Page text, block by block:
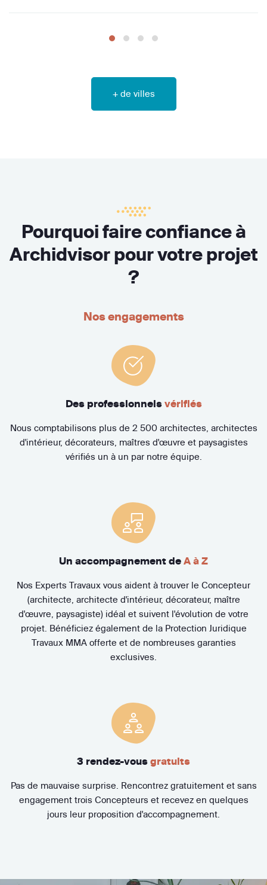
+ de villes
Pourquoi faire confiance à
Archidvisor pour votre projet
?
Nos engagements
Des professionnels vérifiés
Nous comptabilisons plus de 2 500 architectes, architectes
d'intérieur, décorateurs, maîtres d'œuvre et paysagistes
vérifiés un à un par notre équipe.
Un accompagnement de A à Z
Nos Experts Travaux vous aident à trouver le Concepteur
(architecte, architecte d'intérieur, décorateur, maître
d'œuvre, paysagiste) idéal et suivent l'évolution de votre
projet. Bénéficiez également de la Protection Juridique
Travaux MMA offerte et de nombreuses garanties
exclusives.
3 rendez-vous gratuits
Pas de mauvaise surprise. Rencontrez gratuitement et sans
engagement trois Concepteurs et recevez en quelques
jours leur proposition d'accompagnement.